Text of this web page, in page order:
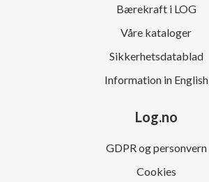
Bærekraft i LOG
Våre kataloger
Sikkerhetsdatablad
Information in English
Log.no
GDPR og personvern
Cookies